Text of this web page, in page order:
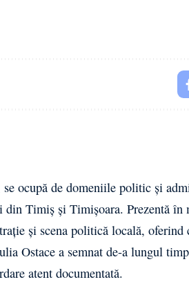
ocupă de domeniile politic și
Timiș și Timișoara. Prezentă
și scena politică locală,
Ostace a semnat de-a lungul
atent documentată.